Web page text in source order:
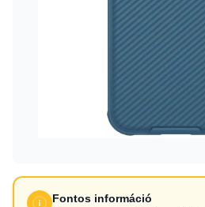
Fontos információ